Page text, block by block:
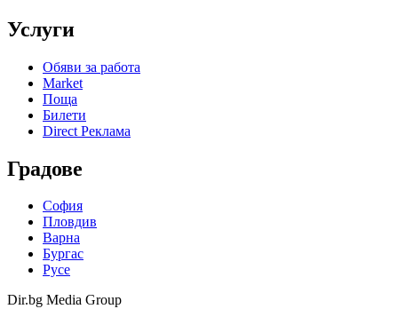
Услуги
Обяви за работа
Market
Поща
Билети
Direct Реклама
Градове
София
Пловдив
Варна
Бургас
Русе
Dir.bg Media Group